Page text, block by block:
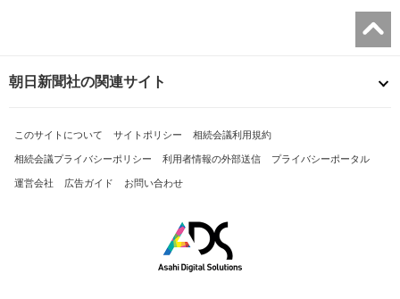
朝日新聞社の関連サイト
このサイトについて サイトポリシー 相続会議利用規約
相続会議プライバシーポリシー 利用者情報の外部送信 プライバシーポータル
運営会社 広告ガイド お問い合わせ